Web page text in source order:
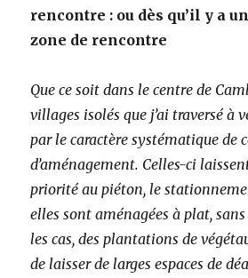
rencontre : ou dès qu’il y a
zone de rencontre
Que ce soit dans le centre de
villages isolés que j’ai traversé à
par le caractère systématique de
d’aménagement. Celles-ci
priorité au piéton, le
elles sont aménagées à plat,
les cas, des plantations de
de laisser de larges espaces de